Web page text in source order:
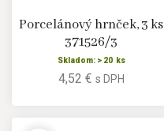
Porcelánový hrnček, 3 ks
371526/3
Skladom: > 20 ks
4,52 € s DPH